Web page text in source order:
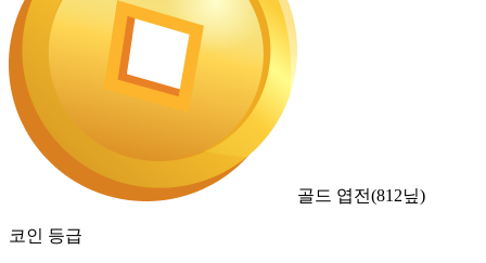
골드 엽전(812닢)
코인 등급